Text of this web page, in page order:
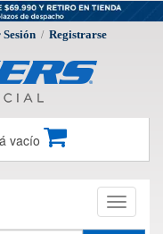
/ Registrarse
vacío
Toggle